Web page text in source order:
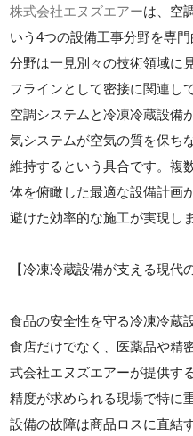
株式会社エヌズエアーは、空
いう4つの設備工事分野を専
分野は一見別々の技術領域に
フラインとして密接に関連し
空調システムと冷凍冷蔵設備
気システムが空気の質を保ち
維持するという具合です。複
体を俯瞰した最適な設備計画
避けた効率的な施工が実現しま
【冷凍冷蔵設備が支える現代
食品の安全性を守る冷凍冷蔵
食店だけでなく、医薬品や精
式会社エヌズエアーが提供す
精度が求められる現場で特に
設備の故障は商品ロスに直結